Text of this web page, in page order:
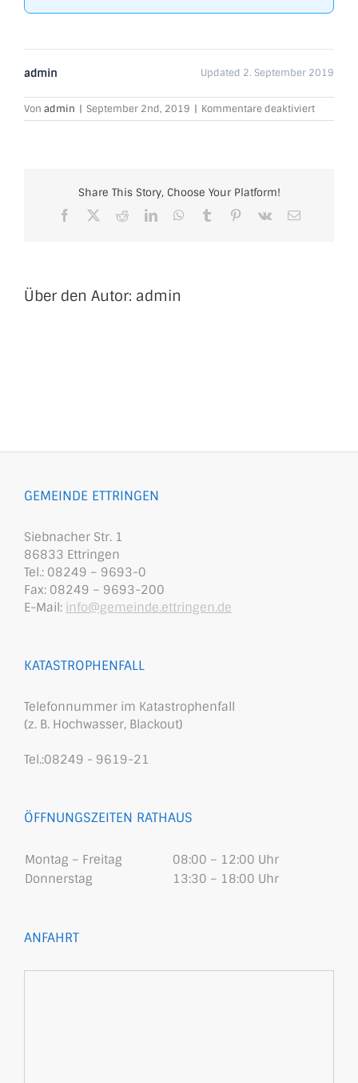
admin Updated 2. September 2019
Von admin | September 2nd, 2019 | Kommentare deaktiviertfür
Share This Story, Choose Your Platform!
Facebook RedditLinkedInWhatsApp
Tumblr Pinterest
Vk
E-
Über den Autor: admin
GEMEINDE ETTRINGEN
Siebnacher Str. 1
86833 Ettringen
Tel.: 08249 – 9693-0
Fax: 08249 – 9693-200
E-Mail: info@gemeinde.ettringen.de
KATASTROPHENFALL
Telefonnummer im Katastrophenfall
(z. B. Hochwasser, Blackout)
Tel.:08249 - 9619-21
ÖFFNUNGSZEITEN RATHAUS
Montag – Freitag
08:00 – 12:00 Uhr
Donnerstag
13:30 – 18:00 Uhr
ANFAHRT